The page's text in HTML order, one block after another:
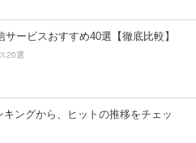
サービスおすすめ40選【徹底比較】
20選
キングから、ヒットの推移をチェッ